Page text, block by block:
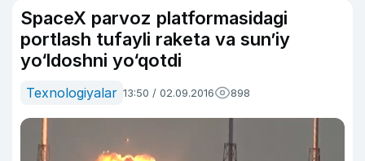
SpaceX parvoz platformasidagi
portlash tufayli raketa va sun’iy
yo‘ldoshni yo‘qotdi
Texnologiyalar 13:50 / 02.09.2016 898